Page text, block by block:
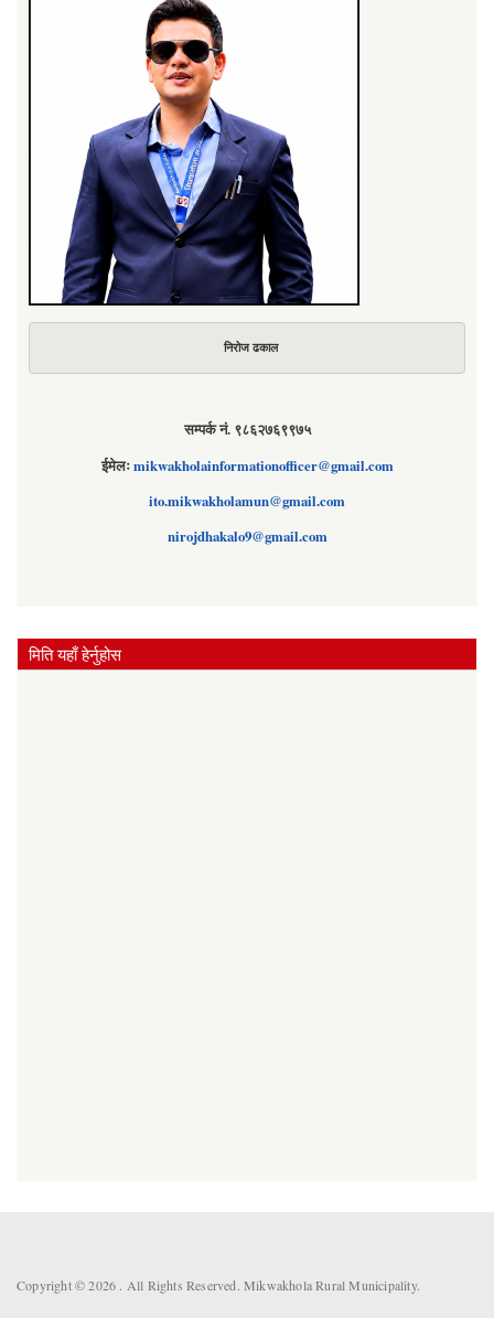
निरोज ढकाल
सम्पर्क नं. ९८६२७६९९७५
ईमेलःmikwakholainformationofficer@gmail.com
ito.mikwakholamun@gmail.com
nirojdhakalo9@gmail.com
मिति यहाँ हेर्नुहोस
Copyright © 2026 . All Rights Reserved. Mikwakhola Rural Municipality.